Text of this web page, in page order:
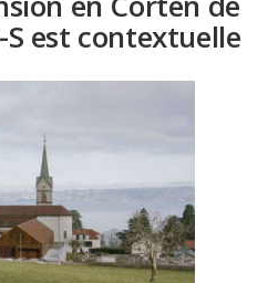
S est contextuelle